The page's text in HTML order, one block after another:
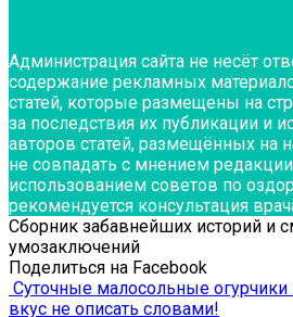
Администрация сайта не несёт
содержание рекламных
статей, которые размещены на
за последствия их публикации и
авторов статей, размещённых на
не совпадать с мнением
использованием советов по
рекомендуется консультация
Сборник забавнейших историй и
умозаключений
Поделиться на Facebook
Суточные малосольные огурчики
вкус не описать словами!